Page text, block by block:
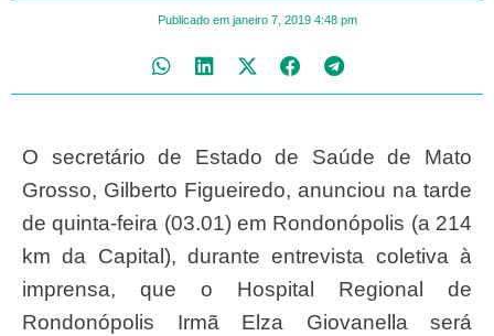
Publicado em janeiro 7, 2019 4:48 pm
O secretário de Estado de Saúde de Mato
Grosso, Gilberto Figueiredo, anunciou na tarde
de quinta-feira (03.01) em Rondonópolis (a 214
km da Capital), durante entrevista coletiva à
imprensa, que o Hospital Regional de
Rondonópolis Irmã Elza Giovanella será